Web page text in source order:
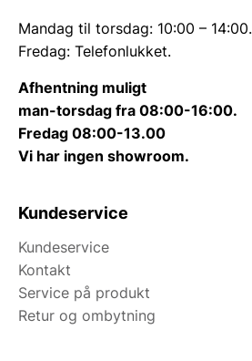
Mandag til torsdag: 10:00 – 14:00.
Fredag: Telefonlukket.
Afhentning muligt
man-torsdag fra 08:00-16:00.
Fredag 08:00-13.00
Vi har ingen showroom.
Kundeservice
Kundeservice
Kontakt
Service på produkt
Retur og ombytning